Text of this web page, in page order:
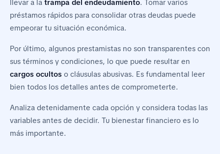
llevar a la trampa del endeudamiento. Tomar varios
préstamos rápidos para consolidar otras deudas puede
empeorar tu situación económica.
Por último, algunos prestamistas no son transparentes con
sus términos y condiciones, lo que puede resultar en
cargos ocultos o cláusulas abusivas. Es fundamental leer
bien todos los detalles antes de comprometerte.
Analiza detenidamente cada opción y considera todas las
variables antes de decidir. Tu bienestar financiero es lo
más importante.